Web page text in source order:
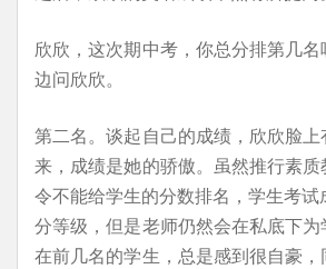
欣欣，这次期中考，你总分排第几名
边问欣欣。
第二名。谈起自己的成绩，欣欣脸
来，成绩是她的骄傲。虽然推行素
令不能给学生的分数排名，学生考
分等级，但是老师仍然会在私底下
在前几名的学生，总是感到很自豪